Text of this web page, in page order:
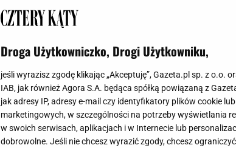
Jak wpleść styl lat 70. do
retro wystrój
Katarzyna Olejarczyk
17 października 2024, 16:00
Droga Użytkowniczko, Drogi Użytkowniku,
jeśli wyrazisz zgodę klikając „Akceptuję”, Gazeta.pl sp. z o.o.
IAB, jak również Agora S.A. będąca spółką powiązaną z
jak adresy IP, adresy e-mail czy identyfikatory plików cookie
marketingowych, w szczególności na potrzeby wyświetlania
w swoich serwisach, aplikacjach i w Internecie lub
dobrowolne. Jeśli nie chcesz wyrazić zgody, chcesz